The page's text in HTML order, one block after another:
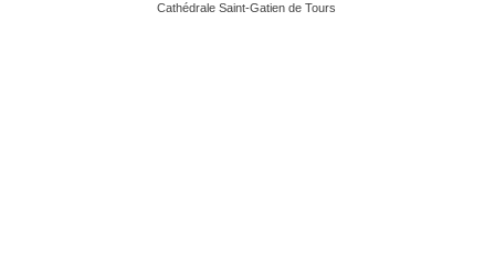
Cathédrale Saint-Gatien de Tours